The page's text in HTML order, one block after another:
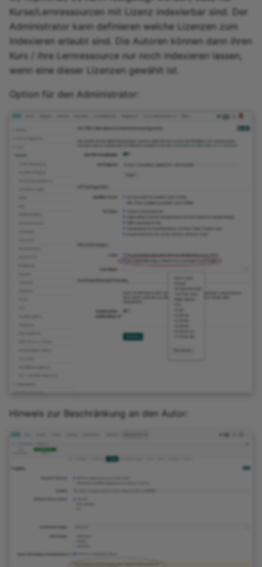
Kurse/Lernressourcen mit Lizenz indexierbar sind. Der
Administrator kann definieren welche Lizenzen zum
Indexieren erlaubt sind. Die Autoren können dann ihren
Kurs / ihre Lernressource nur noch indexieren lassen,
wenn eine dieser Lizenzen gewählt ist.
Option für den Administrator:
Hinweis zur Beschränkung an den Autor: